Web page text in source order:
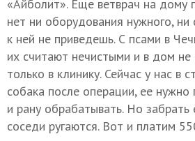
«Айболит». Еще ветврач на дому
нет ни оборудования нужного, ни
к ней не приведешь. С псами в
их считают нечистыми и в дом
только в клинику. Сейчас у нас в
собака после операции, ее нужно
и рану обрабатывать. Но
соседи ругаются. Вот и платим